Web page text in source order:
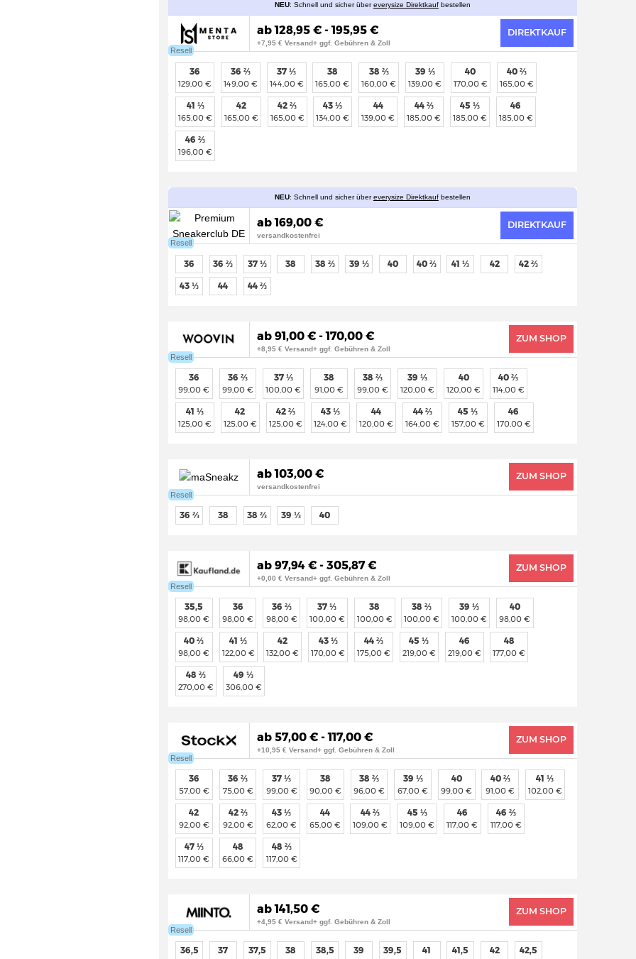
Resell
NEU: Schnell und sicher übereverysize Direktkaufbestellen
ab 128,95 € - 195,95 €
+7,95 € Versand+ ggf. Gebühren & Zoll
DIREKTKAUF
36
129,00 €
36 ⅔
149,00 €
37 ⅓
144,00 €
38
165,00 €
38 ⅔
160,00 €
39 ⅓
139,00 €
40
170,00 €
40 ⅔
165,00 €
41 ⅓
165,00 €
42
165,00 €
42 ⅔
165,00 €
43 ⅓
134,00 €
44
139,00 €
44 ⅔
185,00 €
45 ⅓
185,00 €
46
185,00 €
46 ⅔
196,00 €
Resell
NEU: Schnell und sicher übereverysize Direktkaufbestellen
ab 169,00 €
versandkostenfrei
DIREKTKAUF
36 36 ⅔ 37 ⅓ 38 38 ⅔ 39 ⅓ 40 40 ⅔ 41 ⅓ 42 42 ⅔
43 ⅓ 44 44 ⅔
Resell
ab 91,00 € - 170,00 €
+8,95 € Versand+ ggf. Gebühren & Zoll
ZUM SHOP
36
99,00 €
36 ⅔
99,00 €
37 ⅓
100,00 €
38
91,00 €
38 ⅔
99,00 €
39 ⅓
120,00 €
40
120,00 €
40 ⅔
114,00 €
41 ⅓
125,00 €
42
125,00 €
42 ⅔
125,00 €
43 ⅓
124,00 €
44
120,00 €
44 ⅔
164,00 €
45 ⅓
157,00 €
46
170,00 €
Resell
ab 103,00 €
versandkostenfrei
ZUM SHOP
36 ⅔ 38 38 ⅔ 39 ⅓ 40
Resell
ab 97,94 € - 305,87 €
+0,00 € Versand+ ggf. Gebühren & Zoll
ZUM SHOP
35,5
98,00 €
36
98,00 €
36 ⅔
98,00 €
37 ⅓
100,00 €
38
100,00 €
38 ⅔
100,00 €
39 ⅓
100,00 €
40
98,00 €
40 ⅔
98,00 €
41 ⅓
122,00 €
42
132,00 €
43 ⅓
170,00 €
44 ⅔
175,00 €
45 ⅓
219,00 €
46
219,00 €
48
177,00 €
48 ⅔
270,00 €
49 ⅓
306,00 €
Resell
ab 57,00 € - 117,00 €
+10,95 € Versand+ ggf. Gebühren & Zoll
ZUM SHOP
36
57,00 €
36 ⅔
75,00 €
37 ⅓
99,00 €
38
90,00 €
38 ⅔
96,00 €
39 ⅓
67,00 €
40
99,00 €
40 ⅔
91,00 €
41 ⅓
102,00 €
42
92,00 €
42 ⅔
92,00 €
43 ⅓
62,00 €
44
65,00 €
44 ⅔
109,00 €
45 ⅓
109,00 €
46
117,00 €
46 ⅔
117,00 €
47 ⅓
117,00 €
48
66,00 €
48 ⅔
117,00 €
Resell
ab 141,50 €
+4,95 € Versand+ ggf. Gebühren & Zoll
ZUM SHOP
36,5 37 37,5 38 38,5 39 39,5 41 41,5 42 42,5